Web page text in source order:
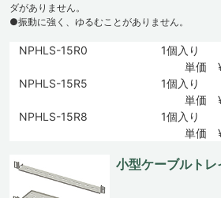
ダがありません。
●振動に強く、ゆるむことがありません。
NPHLS-15R0
1個入り
単価
NPHLS-15R5
1個入り
単価
NPHLS-15R8
1個入り
単価
小型ケーブルト